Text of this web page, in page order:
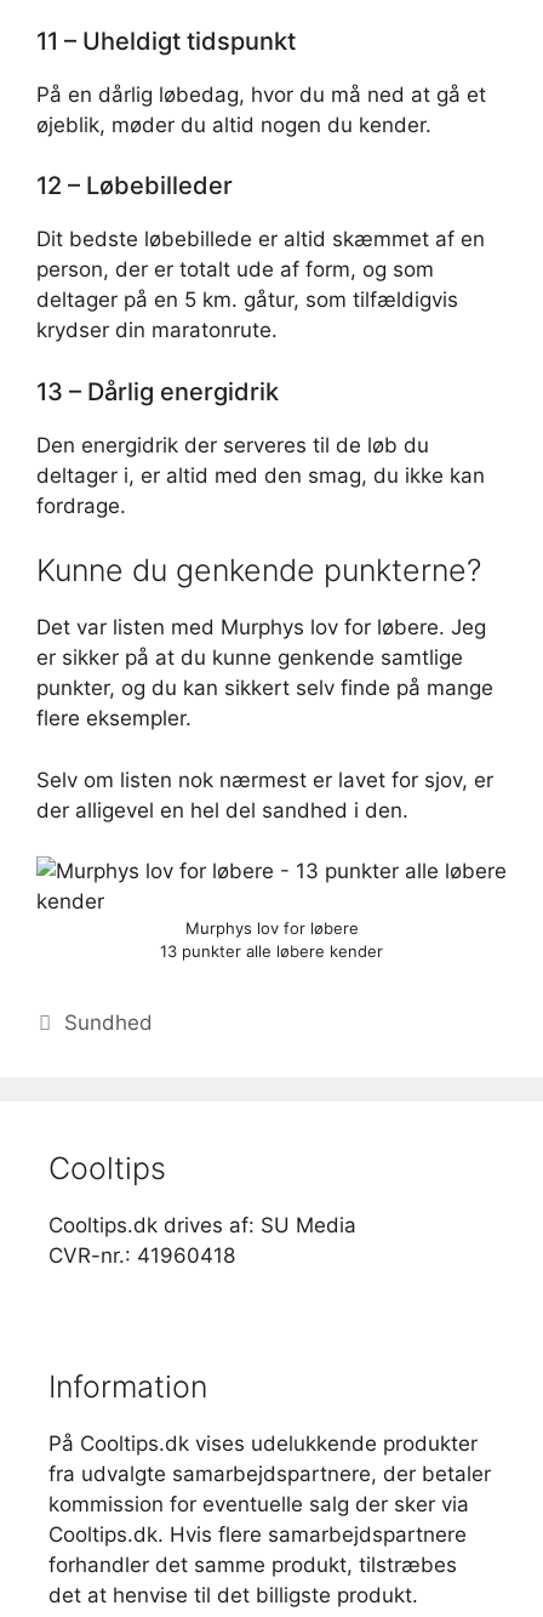
11 – Uheldigt tidspunkt
På en dårlig løbedag, hvor du må ned at gå et
øjeblik, møder du altid nogen du kender.
12 – Løbebilleder
Dit bedste løbebillede er altid skæmmet af en
person, der er totalt ude af form, og som
deltager på en 5 km. gåtur, som tilfældigvis
krydser din maratonrute.
13 – Dårlig energidrik
Den energidrik der serveres til de løb du
deltager i, er altid med den smag, du ikke kan
fordrage.
Kunne du genkende punkterne?
Det var listen med Murphys lov for løbere. Jeg
er sikker på at du kunne genkende samtlige
punkter, og du kan sikkert selv finde på mange
flere eksempler.
Selv om listen nok nærmest er lavet for sjov, er
der alligevel en hel del sandhed i den.
Murphys lov for løbere
13 punkter alle løbere kender
Kategorier
Sundhed
Cooltips
Cooltips.dk drives af: SU Media
CVR-nr.: 41960418
Information
På Cooltips.dk vises udelukkende produkter
fra udvalgte samarbejdspartnere, der betaler
kommission for eventuelle salg der sker via
Cooltips.dk. Hvis flere samarbejdspartnere
forhandler det samme produkt, tilstræbes
det at henvise til det billigste produkt.